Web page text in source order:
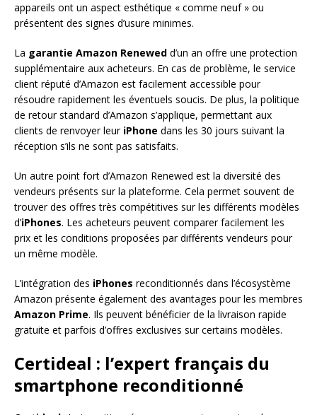
appareils ont un aspect esthétique « comme neuf » ou
présentent des signes d’usure minimes.
La garantie Amazon Renewed d’un an offre une protection
supplémentaire aux acheteurs. En cas de problème, le service
client réputé d’Amazon est facilement accessible pour
résoudre rapidement les éventuels soucis. De plus, la politique
de retour standard d’Amazon s’applique, permettant aux
clients de renvoyer leur iPhone dans les 30 jours suivant la
réception s’ils ne sont pas satisfaits.
Un autre point fort d’Amazon Renewed est la diversité des
vendeurs présents sur la plateforme. Cela permet souvent de
trouver des offres très compétitives sur les différents modèles
d’iPhones. Les acheteurs peuvent comparer facilement les
prix et les conditions proposées par différents vendeurs pour
un même modèle.
L’intégration des iPhones reconditionnés dans l’écosystème
Amazon présente également des avantages pour les membres
Amazon Prime. Ils peuvent bénéficier de la livraison rapide
gratuite et parfois d’offres exclusives sur certains modèles.
Certideal : l’expert français du
smartphone reconditionné